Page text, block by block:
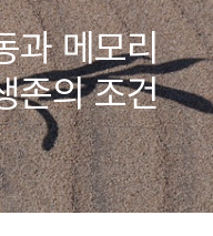
과 메모리
존의 조건